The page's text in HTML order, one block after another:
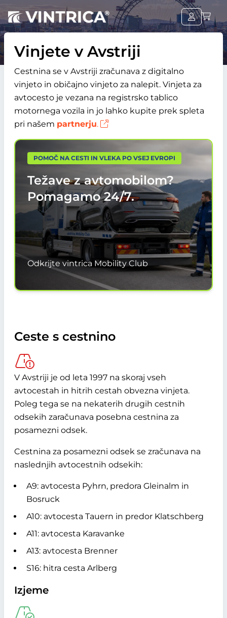
Vinjete v Avstriji
Cestnina se v Avstriji zračunava z digitalno
vinjeto in običajno vinjeto za nalepit. Vinjeta za
avtocesto je vezana na registrsko tablico
motornega vozila in jo lahko kupite prek spleta
pri našem partnerju.
POMOČ NA CESTI IN VLEKA PO VSEJ EVROPI
Težave z avtomobilom?
Pomagamo24/7.
Odkrijte vintrica Mobility Club
Ceste s cestnino
V Avstriji je od leta 1997 na skoraj vseh
avtocestah in hitrih cestah obvezna vinjeta.
Poleg tega se na nekaterih drugih cestnih
odsekih zaračunava posebna cestnina za
posamezni odsek.
Cestnina za posamezni odsek se zračunava na
naslednjih avtocestnih odsekih:
A9: avtocesta Pyhrn, predora Gleinalm in
Bosruck
A10: avtocesta Tauern in predor Klatschberg
A11: avtocesta Karavanke
A13: avtocesta Brenner
S16: hitra cesta Arlberg
Izjeme